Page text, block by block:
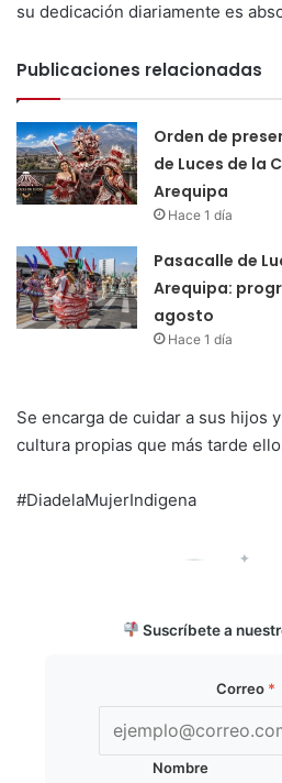
su dedicación diariamente es
Publicaciones relacionadas
Orden de
de Luces de la
Arequipa
Hace 1 día
Pasacalle de
Arequipa:
agosto
Hace 1 día
Se encarga de cuidar a sus hijos
cultura propias que más tarde
#DiadelaMujerIndigena
✦
Suscríbete a
Correo *
Nombre